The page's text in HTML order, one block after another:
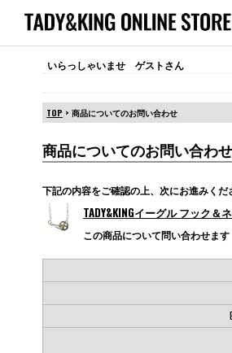
いらっしゃいませ ゲストさん
TOP > 商品についてのお問い合わせ
商品についてのお問い合わせ
下記の内容をご確認の上、次にお進みくだ
TADY&KINGイーグル フック
この商品について問い合わせます